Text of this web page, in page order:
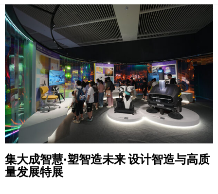
集大成智慧·塑智造未来设计智造与高质
量发展特展